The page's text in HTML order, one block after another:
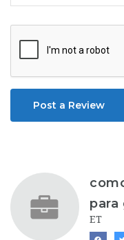
Post a Review
para
ET